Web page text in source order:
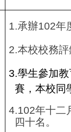
1.承辦102年
2.本校校務
3.學生參加
賽，本校同
4.102年十二
四十名。